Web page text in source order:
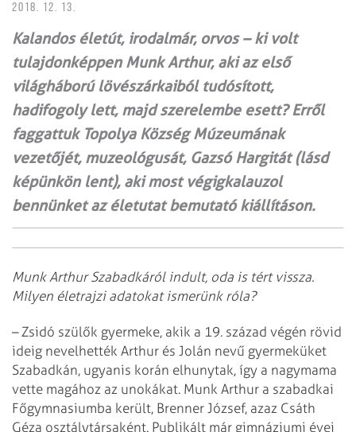
2018. 12. 13.
Kalandos életút, irodalmár, orvos – ki volt
tulajdon­képpen Munk Arthur, aki az első
világháború lövészárkaiból tudósított,
hadifogoly lett, majd szerelembe esett? Erről
faggattuk Topolya Község Múzeumának
vezetőjét, muzeológusát, Gazsó Hargitát (lásd
képünkön lent), aki most végig­kalauzol
bennünket az életutat bemutató kiállításon.
Munk Arthur Szabadkáról indult, oda is tért vissza.
Milyen életrajzi adatokat ismerünk róla?
– Zsidó szülők gyermeke, akik a 19. század végén rövid
ideig nevelhették Arthur és Jolán nevű gyermeküket
Szabadkán, ugyanis korán elhunytak, így a nagymama
vette magához az unokákat. Munk Arthur a szabadkai
Főgymnasiumba került, Brenner József, azaz Csáth
Géza osztálytársaként. Publikált már gimnáziumi évei